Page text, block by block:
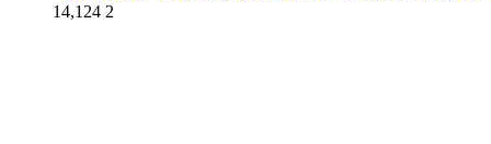
14,124 2